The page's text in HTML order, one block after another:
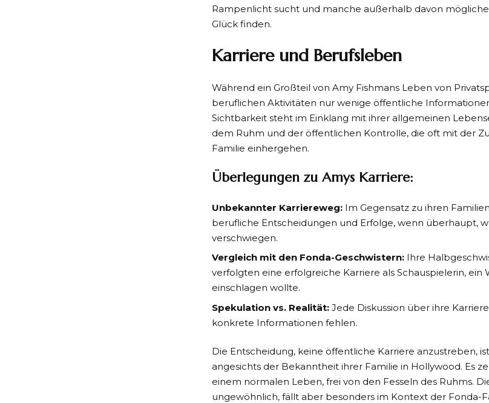
Rampenlicht sucht und manche außerhalb davon
Glück finden.
Karriere und Berufsleben
Während ein Großteil von Amy Fishmans Leben von
beruflichen Aktivitäten nur wenige öffentliche
Sichtbarkeit steht im Einklang mit ihrer allgemeinen
dem Ruhm und der öffentlichen Kontrolle, die oft mit der
Familie einhergehen.
Überlegungen zu Amys Karriere:
Unbekannter Karriereweg: Im Gegensatz zu ihren
berufliche Entscheidungen und Erfolge, wenn überhaupt,
verschwiegen.
Vergleich mit den Fonda-Geschwistern: Ihre
verfolgten eine erfolgreiche Karriere als Schauspielerin, ein
einschlagen wollte.
Spekulation vs. Realität: Jede Diskussion über ihre
konkrete Informationen fehlen.
Die Entscheidung, keine öffentliche Karriere anzustreben,
angesichts der Bekanntheit ihrer Familie in Hollywood. Es
einem normalen Leben, frei von den Fesseln des Ruhms.
ungewöhnlich, fällt aber besonders im Kontext der Fonda-